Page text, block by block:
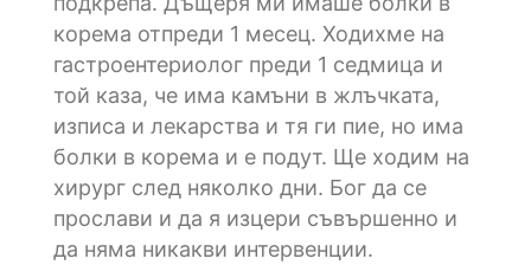
корема отпреди 1 месец. Ходихме на
гастроентериолог преди 1 седмица и
той каза, че има камъни в жлъчката,
изписа и лекарства и тя ги пие, но има
болки в корема и е подут. Ще ходим на
хирург след няколко дни. Бог да се
прослави и да я изцери съвършенно и
да няма никакви интервенции.